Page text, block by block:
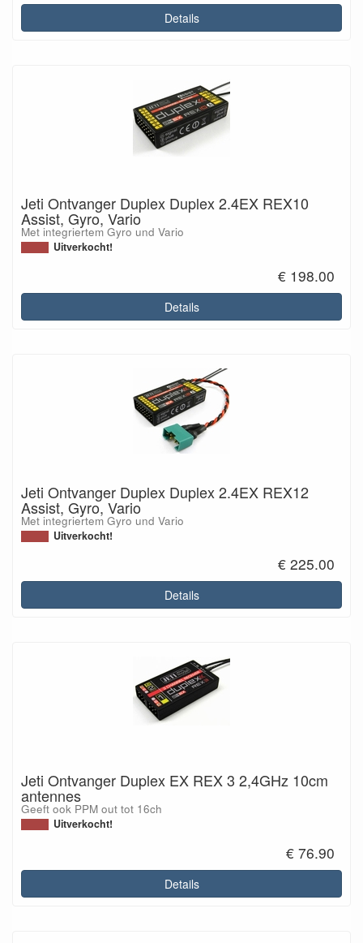
Details
Jeti Ontvanger Duplex Duplex 2.4EX REX10
Assist, Gyro, Vario
Met integriertem Gyro und Vario
Uitverkocht!
€ 198.00
Details
Jeti Ontvanger Duplex Duplex 2.4EX REX12
Assist, Gyro, Vario
Met integriertem Gyro und Vario
Uitverkocht!
€ 225.00
Details
Jeti Ontvanger Duplex EX REX 3 2,4GHz 10cm
antennes
Geeft ook PPM out tot 16ch
Uitverkocht!
€ 76.90
Details